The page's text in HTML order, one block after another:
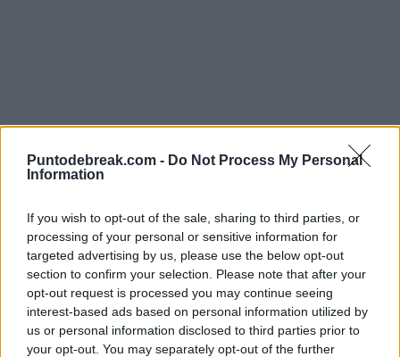
Puntodebreak.com - Do Not Process My Personal
Information
If you wish to opt-out of the sale, sharing to third parties, or
processing of your personal or sensitive information for
targeted advertising by us, please use the below opt-out
section to confirm your selection. Please note that after your
opt-out request is processed you may continue seeing
interest-based ads based on personal information utilized by
us or personal information disclosed to third parties prior to
your opt-out. You may separately opt-out of the further
Open prende forma:
giocheranno insieme!
Pedro de Pablos
- 27 lug 2026
Il tennista serbo e la bielorussa saranno
l'attrazione principale di un torneo che, come
l'anno scorso, sarà pieno di stelle e potrebbe
riservare qualche sorpresa in più.
provoca
diretto
tornei
Pedro de Pablos
Prakash Amritraj,
attuale
direttori dei
le perdite subite
tennista spagnolo.